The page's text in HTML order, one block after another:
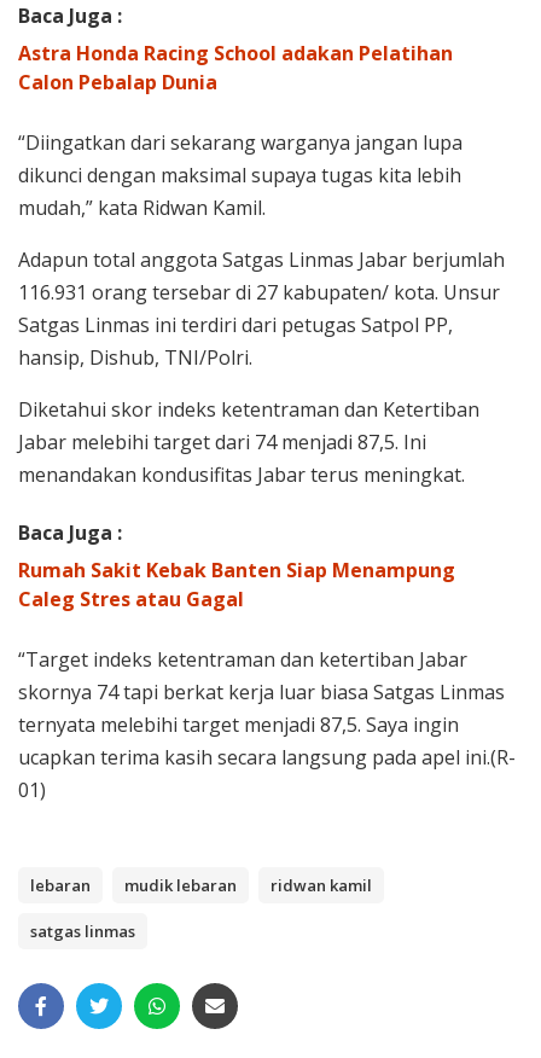
Baca Juga :
Astra Honda Racing School adakan Pelatihan
Calon Pebalap Dunia
“Diingatkan dari sekarang warganya jangan lupa
dikunci dengan maksimal supaya tugas kita lebih
mudah,” kata Ridwan Kamil.
Adapun total anggota Satgas Linmas Jabar berjumlah
116.931 orang tersebar di 27 kabupaten/ kota. Unsur
Satgas Linmas ini terdiri dari petugas Satpol PP,
hansip, Dishub, TNI/Polri.
Diketahui skor indeks ketentraman dan Ketertiban
Jabar melebihi target dari 74 menjadi 87,5. Ini
menandakan kondusifitas Jabar terus meningkat.
Baca Juga :
Rumah Sakit Kebak Banten Siap Menampung
Caleg Stres atau Gagal
“Target indeks ketentraman dan ketertiban Jabar
skornya 74 tapi berkat kerja luar biasa Satgas Linmas
ternyata melebihi target menjadi 87,5. Saya ingin
ucapkan terima kasih secara langsung pada apel ini.(R-
01)
lebaran mudik lebaran ridwan kamil
satgas linmas